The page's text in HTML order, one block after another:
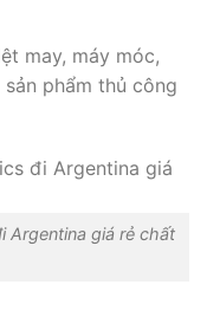
may, máy móc,
phẩm thủ công
Argentina giá rẻ chất